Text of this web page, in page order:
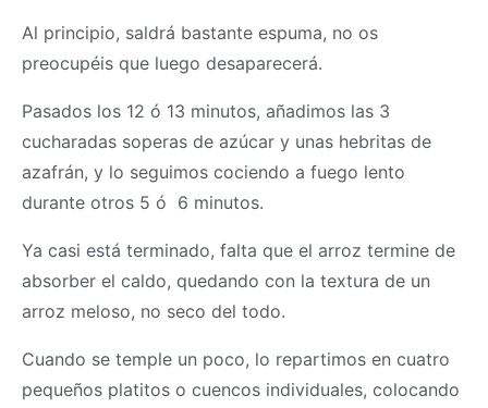
Al principio, saldrá bastante espuma, no os
preocupéis que luego desaparecerá.
Pasados los 12 ó 13 minutos, añadimos las 3
cucharadas soperas de azúcar y unas hebritas de
azafrán, y lo seguimos cociendo a fuego lento
durante otros 5 ó 6 minutos.
Ya casi está terminado, falta que el arroz termine de
absorber el caldo, quedando con la textura de un
arroz meloso, no seco del todo.
Cuando se temple un poco, lo repartimos en cuatro
pequeños platitos o cuencos individuales, colocando